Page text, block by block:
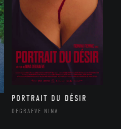
PORTRAIT DU DÉSIR
DEGRAEVE NINA